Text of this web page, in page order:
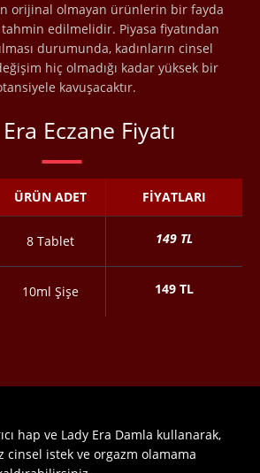
orijinal olmayan ürünlerin bir fayda
edilmelidir. Piyasa fiyatından
durumunda, kadınların cinsel
hiç olmadığı kadar yüksek bir
kavuşacaktır.
Eczane Fiyatı
ÜRÜN ADET FIYATLARI
8 Tablet 149 TL
10ml Şişe 149 TL
hap ve Lady Era Damla kullanarak,
istek ve orgazm olamama